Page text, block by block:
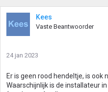
Kees
Vaste Beantwoorder
24 jan 2023
Er is geen rood hendeltje, is ook
Waarschijnlijk is de installateur